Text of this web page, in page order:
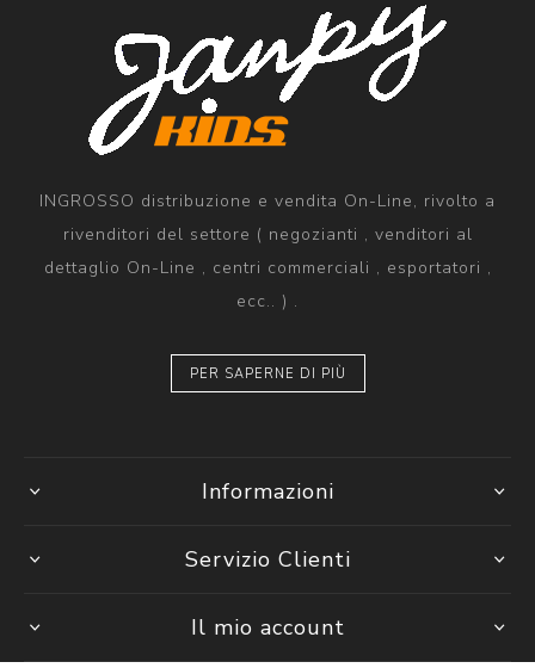
INGROSSO distribuzione e vendita On-Line, rivolto a
rivenditori del settore ( negozianti , venditori al
dettaglio On-Line , centri commerciali , esportatori ,
ecc.. ) .
PER SAPERNE DI PIÙ
Informazioni
Servizio Clienti
Il mio account